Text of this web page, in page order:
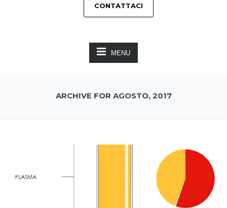
CONTATTACI
MENU
ARCHIVE FOR AGOSTO, 2017